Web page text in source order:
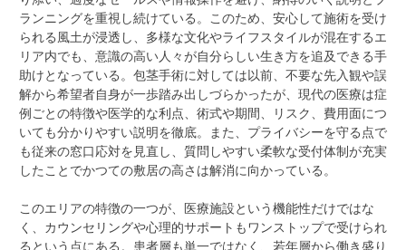
ランニングを重視し続けている。このため、安心して施術を受け
られる風土が浸透し、多様な文化やライフスタイルが混在するエ
リア内でも、意識の高い人々が自分らしい生き方を追及できる手
助けとなっている。包茎手術に対しては以前、不要な先入観や誤
解から希望者自身が一歩踏み出しづらかったが、現代の医療は症
例ごとの特徴や医学的な利点、術式や期間、リスク、費用面につ
いても分かりやすい説明を徹底。また、プライバシーを守る点で
も従来の窓口応対を見直し、質問しやすい柔軟な受付体制が充実
したことでかつての敷居の高さは解消に向かっている。
このエリアの特徴の一つが、医療施設という機能性だけではな
く、カウンセリングや心理的サポートもワンストップで受けられ
るという点にある。患者層も単一ではなく、若年層から働き盛り